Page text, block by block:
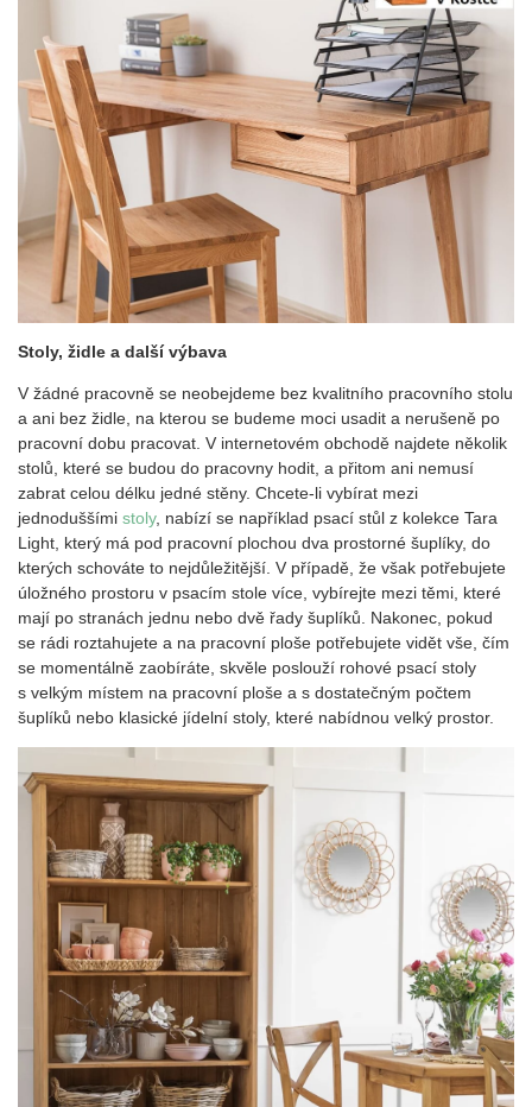
Stoly, židle a další výbava
V žádné pracovně se neobejdeme bez kvalitního pracovního stolu
a ani bez židle, na kterou se budeme moci usadit a nerušeně po
pracovní dobu pracovat. V internetovém obchodě najdete několik
stolů, které se budou do pracovny hodit, a přitom ani nemusí
zabrat celou délku jedné stěny. Chcete-li vybírat mezi
jednoduššími stoly, nabízí se například psací stůl z kolekce Tara
Light, který má pod pracovní plochou dva prostorné šuplíky, do
kterých schováte to nejdůležitější. V případě, že však potřebujete
úložného prostoru v psacím stole více, vybírejte mezi těmi, které
mají po stranách jednu nebo dvě řady šuplíků. Nakonec, pokud
se rádi roztahujete a na pracovní ploše potřebujete vidět vše, čím
se momentálně zaobíráte, skvěle poslouží rohové psací stoly
s velkým místem na pracovní ploše a s dostatečným počtem
šuplíků nebo klasické jídelní stoly, které nabídnou velký prostor.